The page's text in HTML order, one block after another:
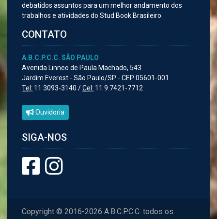
debatidos assuntos para um melhor andamento dos
trabalhos e atividades do Stud Book Brasileiro.
CONTATO
A.B.C.P.C.C. SÃO PAULO
Avenida Linneo de Paula Machado, 543
Jardim Everest - São Paulo/SP - CEP 05601-001
Tel: 11 3093-3140 /Cel: 11 9.7421-7712
Ouvidoria
SIGA-NOS
Copyright © 2016-2026 A.B.C.P.C.C. todos os